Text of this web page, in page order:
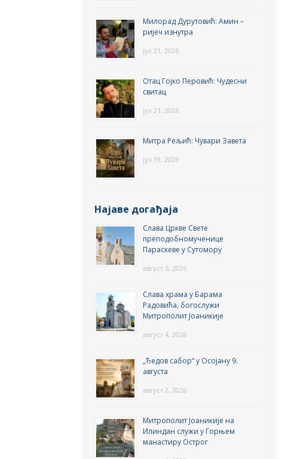
Милорад Дурутовић: Амин –
ријеч изнутра
јул 21, 2026
Отац Гојко Перовић: Чудесни
свитац
јул 21, 2026
Митра Рељић: Чувари Завета
јул 19, 2026
Најаве догађаја
Слава Цркве Свете
преподобномученице
Параскеве у Сутомору
август 5, 2026
Слава храма у Барама
Радовића, богослужи
Митрополит Јоаникије
август 4, 2026
„Ђедов сабор“ у Осојану 9.
августа
август 2, 2026
Митрополит Јоаникије на
Илиндан служи у Горњем
манастиру Острог